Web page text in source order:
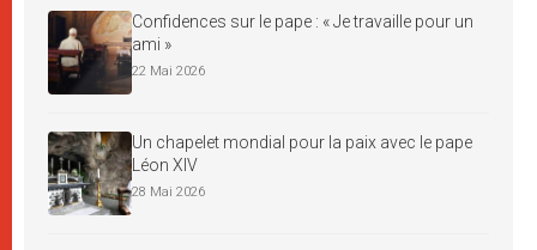
Confidences sur le pape : « Je travaille pour un
ami »
22 Mai 2026
Un chapelet mondial pour la paix avec le pape
Léon XIV
28 Mai 2026